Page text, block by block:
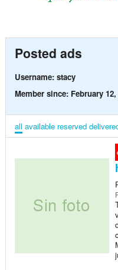
Posted ads
Username: stacy
Member since: February 12,
all available reserved